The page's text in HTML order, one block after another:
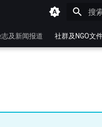
志及新闻报道 社群及NGO文